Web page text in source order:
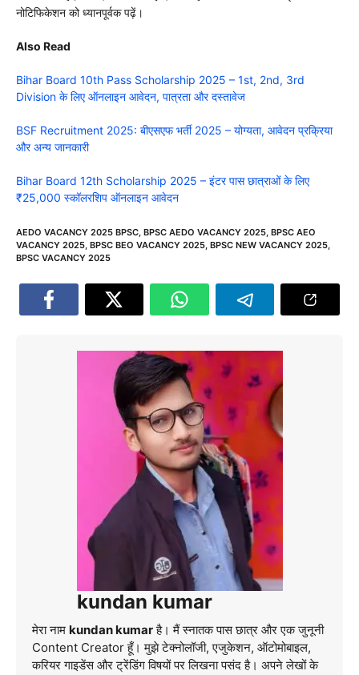
नोटिफिकेशन को ध्यानपूर्वक पढ़ें।
Also Read
Bihar Board 10th Pass Scholarship 2025 – 1st, 2nd, 3rd
Division के लिए ऑनलाइन आवेदन, पात्रता और दस्तावेज
BSF Recruitment 2025: बीएसएफ भर्ती 2025 – योग्यता, आवेदन प्रक्रिया
और अन्य जानकारी
Bihar Board 12th Scholarship 2025 – इंटर पास छात्राओं के लिए
₹25,000 स्कॉलरशिप ऑनलाइन आवेदन
AEDO VACANCY 2025 BPSC, BPSC AEDO VACANCY 2025, BPSC AEO
VACANCY 2025, BPSC BEO VACANCY 2025, BPSC NEW VACANCY 2025,
BPSC VACANCY 2025
kundan kumar
मेरा नाम kundan kumarहै। मैं स्नातक पास छात्र और एक जुनूनी
Content Creator हूँ। मुझे टेक्नोलॉजी, एजुकेशन, ऑटोमोबाइल,
करियर गाइडेंस और ट्रेंडिंग विषयों पर लिखना पसंद है। अपने लेखों के